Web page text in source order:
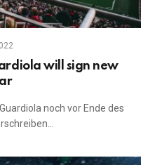
will sign new
noch vor Ende des